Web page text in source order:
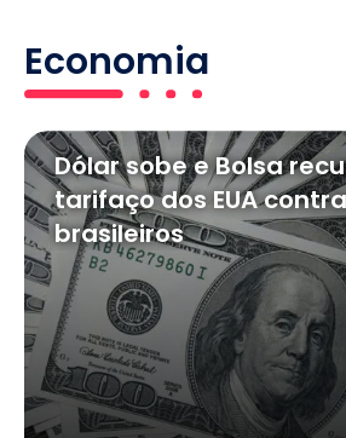
Economia
Dólar sobe e Bolsa
tarifaço dos EUA
brasileiros